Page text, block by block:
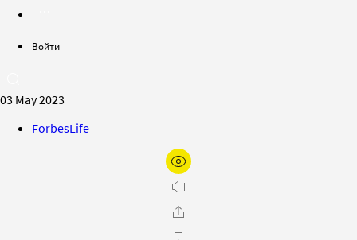
Войти
03 May 2023
ForbesLife